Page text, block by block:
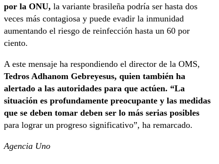
por la ONU, la variante brasileña podría ser hasta dos
veces más contagiosa y puede evadir la inmunidad
aumentando el riesgo de reinfección hasta un 60 por
ciento.
A este mensaje ha respondiendo el director de la OMS,
Tedros Adhanom Gebreyesus, quien también ha
alertado a las autoridades para que actúen. “La
situación es profundamente preocupante y las medidas
que se deben tomar deben ser lo más serias posibles
para lograr un progreso significativo”, ha remarcado.
Agencia Uno